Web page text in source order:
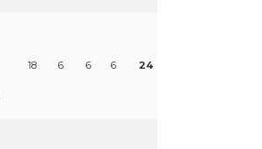
18 6 6 6 24